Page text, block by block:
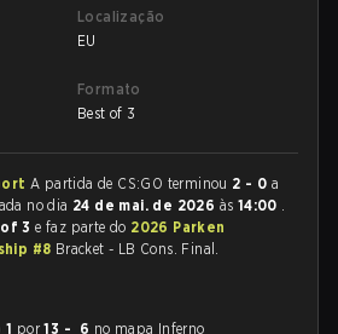
Localização
EU
Formato
Best of 3
A partida de CS:GO terminou 2 - 0 a
no dia 24 de mai. de 2026 às 14:00 .
of 3e faz parte do 2026 Parken
#8 Bracket - LB Cons. Final.
por13 - 6 no mapa Inferno